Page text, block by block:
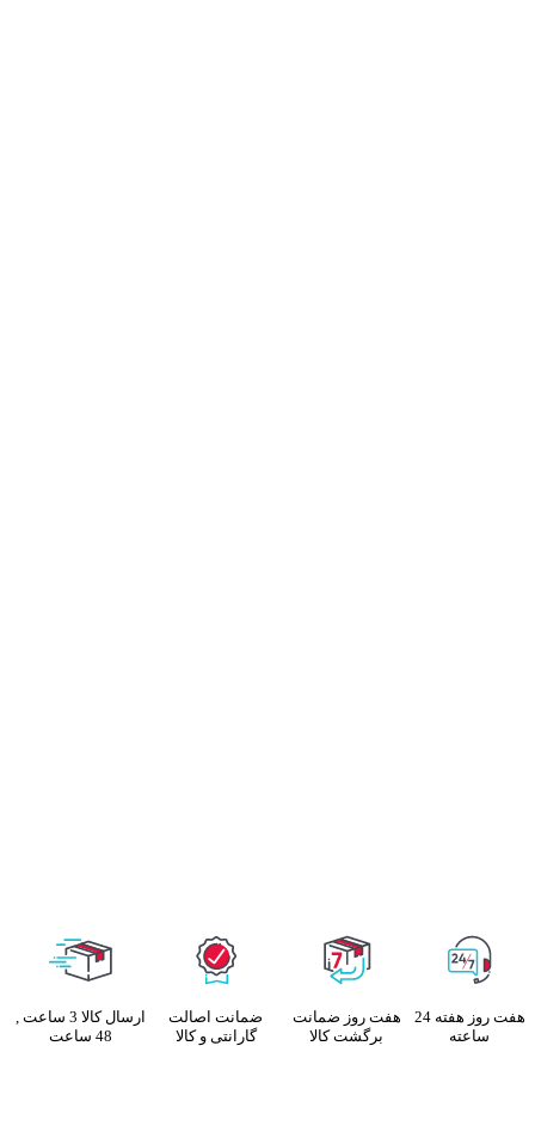
هفت روز هفته 24
ساعته
هفت روز ضمانت
برگشت کالا
ضمانت اصالت
گارانتی و کالا
ارسال کالا 3 ساعت ,
48 ساعت